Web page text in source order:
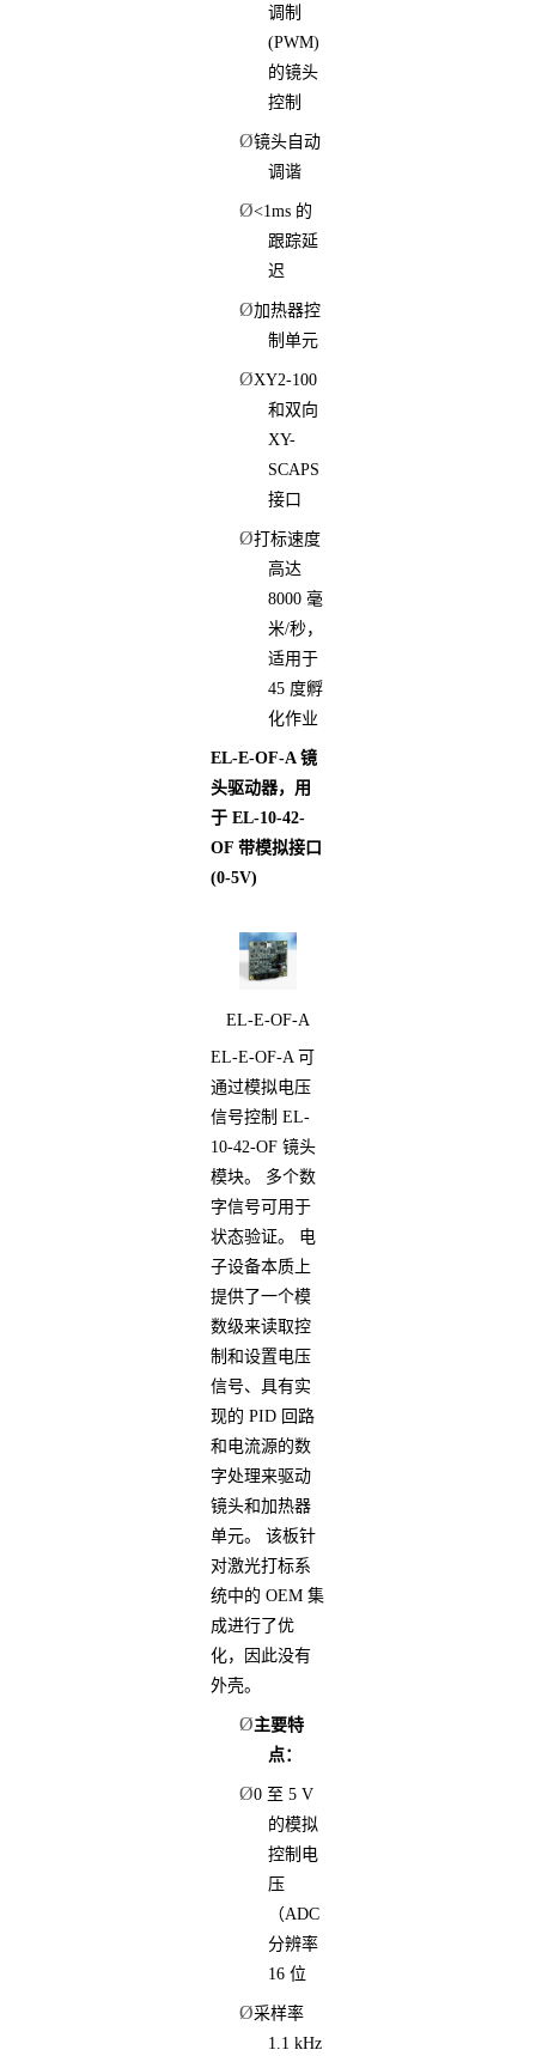
调制
(PWM)
的镜头
控制
Ø镜头自动
调谐
Ø<1ms 的
跟踪延
迟
Ø加热器控
制单元
ØXY2-100
和双向
XY-
SCAPS
接口
Ø打标速度
高达
8000 毫
米/秒，
适用于
45 度孵
化作业
EL-E-OF-A 镜
头驱动器，用
于 EL-10-42-
OF 带模拟接口
(0-5V)
EL-E-OF-A
EL-E-OF-A 可
通过模拟电压
信号控制 EL-
10-42-OF 镜头
模块。 多个数
字信号可用于
状态验证。 电
子设备本质上
提供了一个模
数级来读取控
制和设置电压
信号、具有实
现的 PID 回路
和电流源的数
字处理来驱动
镜头和加热器
单元。 该板针
对激光打标系
统中的 OEM 集
成进行了优
化，因此没有
外壳。
Ø主要特
点：
Ø0 至 5 V
的模拟
控制电
压
（ADC
分辨率
16 位
Ø采样率
1.1 kHz